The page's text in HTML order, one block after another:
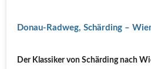
Donau-Radweg, Schärding –
Der Klassiker von Schärding nach